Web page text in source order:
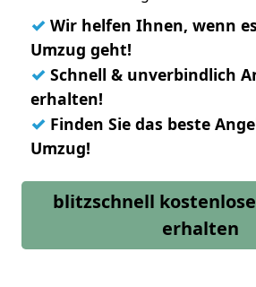
✓ Wir helfen Ihnen, wenn
Umzug geht!
✓ Schnell & unverbindlich
erhalten!
✓ Finden Sie das beste
Umzug!
blitzschnell
erhalten